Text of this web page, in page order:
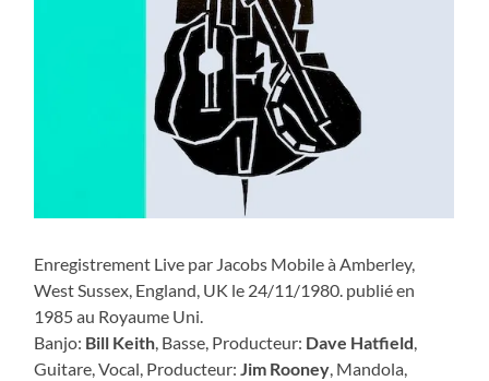
Enregistrement Live par Jacobs Mobile à Amberley,
West Sussex, England, UK le 24/11/1980. publié en
1985 au Royaume Uni.
Banjo: Bill Keith, Basse, Producteur: Dave Hatfield,
Guitare, Vocal, Producteur:Jim Rooney, Mandola,